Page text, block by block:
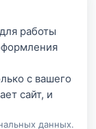
работы
с вашего
сайт, и
данных.